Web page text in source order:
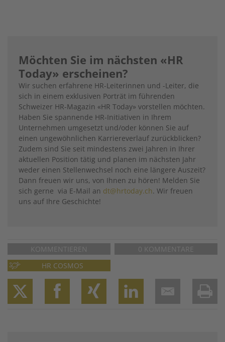
Möchten Sie im nächsten «HR
Today» erscheinen?
Wir suchen erfahrene HR-Leiterinnen und -Leiter, die
sich in einem exklusiven Porträt im führenden
Schweizer HR-Magazin «HR Today» vorstellen möchten.
Haben Sie spannende HR-Initiativen in Ihrem
Unternehmen umgesetzt und/oder können Sie auf
einen ungewöhnlichen Karriereverlauf zurückblicken?
Zudem sind Sie seit mindestens zwei Jahren in Ihrer
aktuellen Position tätig und planen im nächsten Jahr
weder einen Stellenwechsel noch eine längere Auszeit?
Dann freuen wir uns, von Ihnen zu hören! Melden Sie
sich gerne via E-Mail an dt@hrtoday.ch. Wir freuen
uns auf Ihre Geschichte!
KOMMENTIEREN
0 KOMMENTARE
HR COSMOS